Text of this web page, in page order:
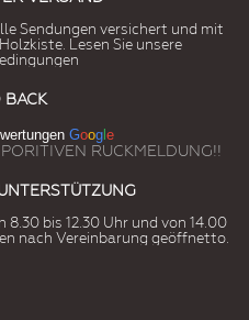
Sendungen versichert und mit
Lesen Sie unsere
BACK
Goog e
RUCKMELDUNG!!
bis 12.30 Uhr und von 14.00
nach Vereinbarung geöffnetto.